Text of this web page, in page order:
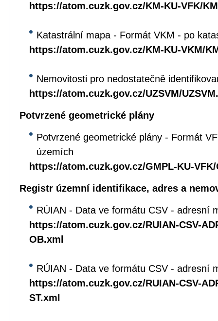
https://atom.cuzk.gov.cz/KM-KU-VFK/
Katastrální mapa - Formát VKM - po
https://atom.cuzk.gov.cz/KM-KU-VKM/
Nemovitosti pro nedostatečně
https://atom.cuzk.gov.cz/UZSVM/
Potvrzené geometrické plány
Potvrzené geometrické plány - Formát
územích
https://atom.cuzk.gov.cz/GMPL-KU-
Registr územní identifikace, adres a
RÚIAN - Data ve formátu CSV - adresní
https://atom.cuzk.gov.cz/RUIAN-CSV-
OB.xml
RÚIAN - Data ve formátu CSV - adresní
https://atom.cuzk.gov.cz/RUIAN-CSV-
ST.xml